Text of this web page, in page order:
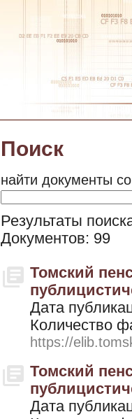
Поиск
найти документы
Результаты
Документов: 99
Томский
Дата
Количество
https://
Томский
Дата